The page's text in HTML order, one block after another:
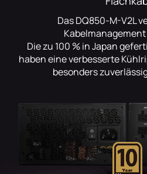
Das DQ850-M-V2L
Kabelmanagement
Die zu 100 % in Japan
haben eine verbesserte
besonders